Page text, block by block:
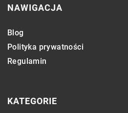
NAWIGACJA
Blog
Polityka prywatności
Regulamin
KATEGORIE